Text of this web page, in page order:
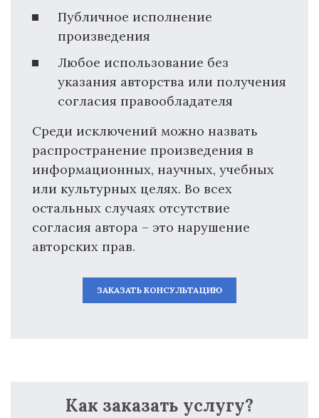
Публичное исполнение
произведения
Любое использование без
указания авторства или получения
согласия правообладателя
Среди исключений можно назвать
распространение произведения в
информационных, научных, учебных
или культурных целях. Во всех
остальных случаях отсутствие
согласия автора – это нарушение
авторских прав.
ЗАКАЗАТЬ КОНСУЛЬТАЦИЮ
Как заказать услугу?